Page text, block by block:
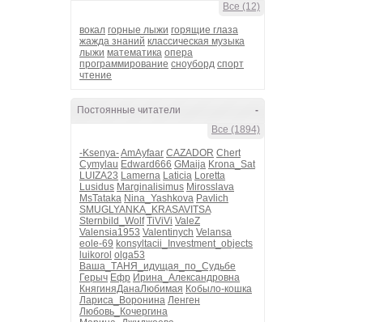
Все (12)
вокал горные лыжи горящие глаза
жажда знаний классическая музыка
лыжи математика опера
программирование сноуборд спорт
чтение
-
Постоянные читатели
Все (1894)
-Ksenya-AmAyfaar CAZADOR Chert
Cymylau Edward666 GMaija Krona_Sat
LUIZA23 Lamerna Laticia Loretta
Lusidus Marginalisimus Mirosslava
MsTataka Nina_Yashkova Pavlich
SMUGLYANKA_KRASAVITSA
Sternbild_Wolf TiViVi ValeZ
Valensia1953 Valentinych Velansa
eole-69 konsyltacii_Investment_objects
luikorol olga53
Ваша_ТАНЯ_идущая_по_Судьбе
Герыч Ефр Ирина_Александровна
КнягиняДанаЛюбимая Кобыло-кошка
Лариса_Воронина Ленген
Любовь_Кочергина